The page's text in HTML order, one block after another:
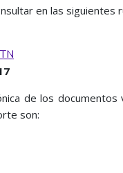
en las siguientes
de los
son: